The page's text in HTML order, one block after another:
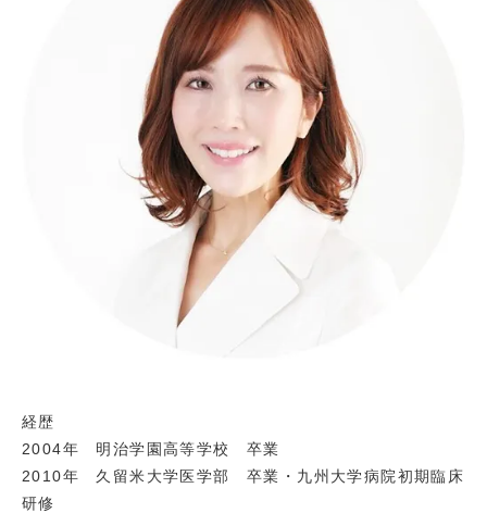
経歴
2004年 明治学園高等学校 卒業
2010年 久留米大学医学部 卒業・九州大学病院初期臨床
研修